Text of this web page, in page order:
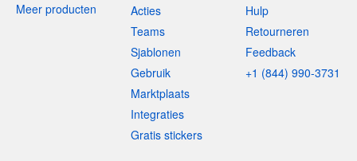
Meer producten
Acties
Teams
Sjablonen
Gebruik
Marktplaats
Integraties
Gratis stickers
Hulp
Retourneren
Feedback
+1 (844) 990-3731